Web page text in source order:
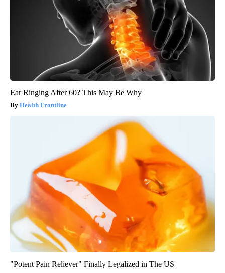
Ear Ringing After 60? This May Be Why
Health Frontline
"Potent Pain Reliever" Finally Legalized in The US